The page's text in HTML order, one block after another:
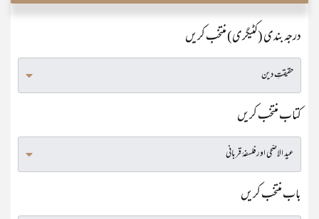
درجہ بندی (کٹیگری) منتخب کریں
کتاب منتخب کریں
باب منتخب کریں